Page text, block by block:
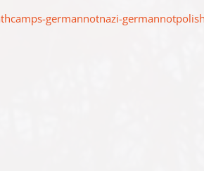
germannotnazi-